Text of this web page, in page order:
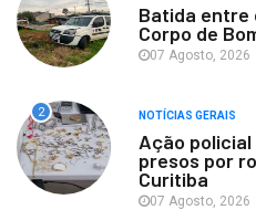
Batida entre
Corpo de
07 Agosto, 2026
2 NOTÍCIAS GERAIS
Ação
presos por
Curitiba
07 Agosto, 2026